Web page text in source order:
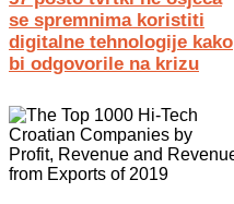
se spremnima koristiti
digitalne tehnologije kako
bi odgovorile na krizu